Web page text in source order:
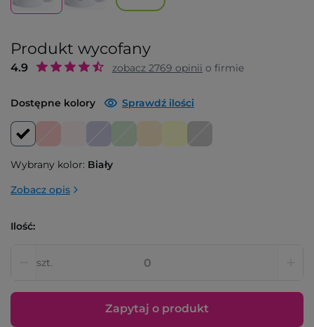
Produkt wycofany
4.9 zobacz 2769 opinii o firmie
Dostępne kolory Sprawdź ilości
Wybrany kolor: Biały
Zobacz opis
Ilość:
szt.
Zapytaj o produkt